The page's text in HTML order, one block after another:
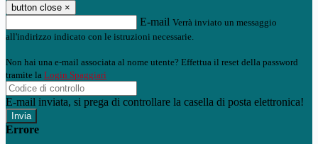
button close ×
E-mail Verrà inviato un messaggio
all'indirizzo indicato con le istruzioni necessarie.
Non hai una e-mail associata al nome utente? Effettua il reset della password
tramite la Login Spaggiari
E-mail inviata, si prega di controllare la casella di posta elettronica!
Errore